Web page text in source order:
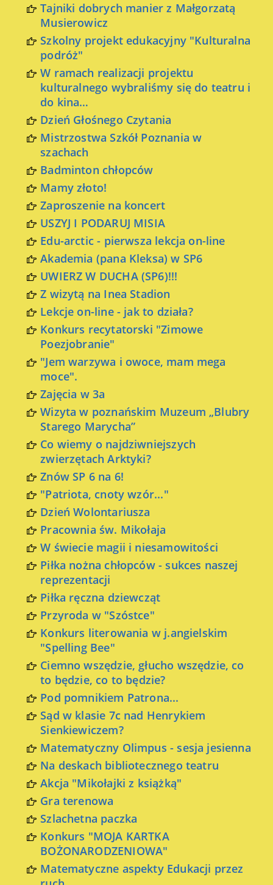
Tajniki dobrych manier z Małgorzatą
Musierowicz
Szkolny projekt edukacyjny "Kulturalna
podróż"
W ramach realizacji projektu
kulturalnego wybraliśmy się do teatru i
do kina…
Dzień Głośnego Czytania
Mistrzostwa Szkół Poznania w
szachach
Badminton chłopców
Mamy złoto!
Zaproszenie na koncert
USZYJ I PODARUJ MISIA
Edu-arctic - pierwsza lekcja on-line
Akademia (pana Kleksa) w SP6
UWIERZ W DUCHA (SP6)!!!
Z wizytą na Inea Stadion
Lekcje on-line - jak to działa?
Konkurs recytatorski "Zimowe
Poezjobranie"
"Jem warzywa i owoce, mam mega
moce".
Zajęcia w 3a
Wizyta w poznańskim Muzeum „Blubry
Starego Marycha”
Co wiemy o najdziwniejszych
zwierzętach Arktyki?
Znów SP 6 na 6!
"Patriota, cnoty wzór..."
Dzień Wolontariusza
Pracownia św. Mikołaja
W świecie magii i niesamowitości
Piłka nożna chłopców - sukces naszej
reprezentacji
Piłka ręczna dziewcząt
Przyroda w "Szóstce"
Konkurs literowania w j.angielskim
"Spelling Bee"
Ciemno wszędzie, głucho wszędzie, co
to będzie, co to będzie?
Pod pomnikiem Patrona...
Sąd w klasie 7c nad Henrykiem
Sienkiewiczem?
Matematyczny Olimpus - sesja jesienna
Na deskach bibliotecznego teatru
Akcja "Mikołajki z książką"
Gra terenowa
Szlachetna paczka
Konkurs "MOJA KARTKA
BOŻONARODZENIOWA"
Matematyczne aspekty Edukacji przez